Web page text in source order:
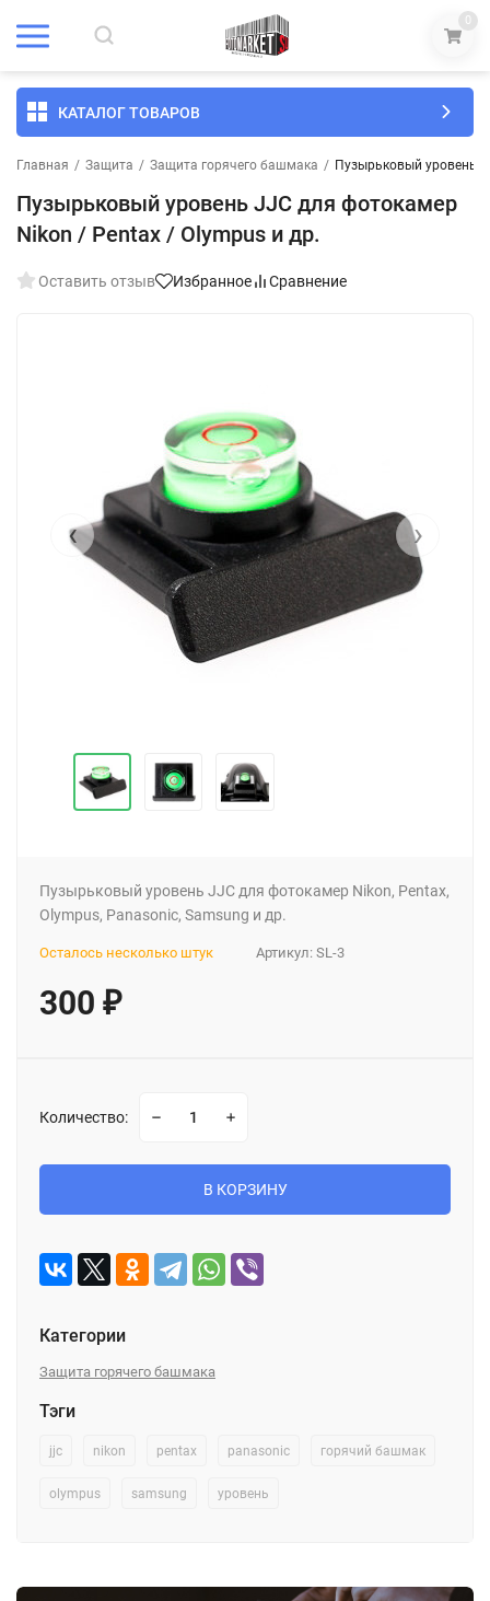
0
КАТАЛОГ ТОВАРОВ
Главная / Защита / Защита горячего башмака / Пузырьковый уровень
Пузырьковый уровень JJC для фотокамер
Nikon / Pentax / Olympus и др.
Оставить отзыв Избранное Сравнение
‹ ›
Пузырьковый уровень JJC для фотокамер Nikon, Pentax,
Olympus, Panasonic, Samsung и др.
Артикул: SL-3
Осталось несколько штук
300 ₽
Количество:
В КОРЗИНУ
Категории
Защита горячего башмака
Тэги
jjc nikon pentax panasonic горячий башмак
olympus samsung уровень